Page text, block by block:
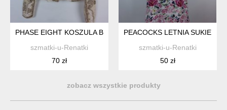
PHASE EIGHT KOSZULA BLUZKA Z SIATECZKI Z APLIKACJAMI
szmatki-u-Renatki
70 zł
PEACOCKS LETNIA
szmatki-u-Renatki
50 zł
zobacz wszystkie produkty